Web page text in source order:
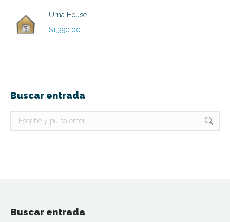
Urna House
$1,390.00
Buscar entrada
Buscar:
Buscar entrada